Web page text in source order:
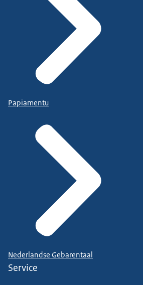
Papiamentu
Nederlandse Gebarentaal
Service